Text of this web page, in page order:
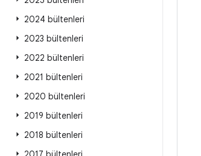
2024 bültenleri
2023 bültenleri
2022 bültenleri
2021 bültenleri
2020 bültenleri
2019 bültenleri
2018 bültenleri